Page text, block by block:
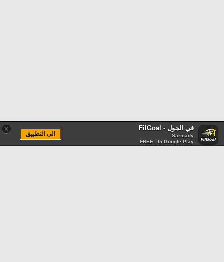
× في الجول - FilGoal
Sarmady
FREE - In Google Play
الى التطبيق